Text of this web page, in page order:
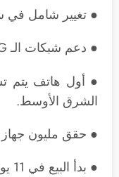
● تغيير شامل في
● دعم شبكات الـ 3G في الهاتف.
● أول هاتف يتم
الشرق الأوسط.
● حقق مليون
● بدأ البيع في 11 يوليو.